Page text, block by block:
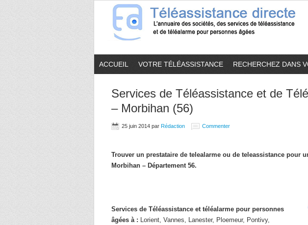
ACCUEIL VOTRE TÉLÉASSISTANCE RECHERCHEZ DANS
Services de Téléassistance et de
– Morbihan (56)
25 juin 2014 par Rédaction Commenter
Trouver un prestataire de telealarme ou de teleassistance pour
Morbihan – Département 56.
Services de Téléassistance et téléalarme pour personnes
âgées à : Lorient, Vannes, Lanester, Ploemeur, Pontivy,